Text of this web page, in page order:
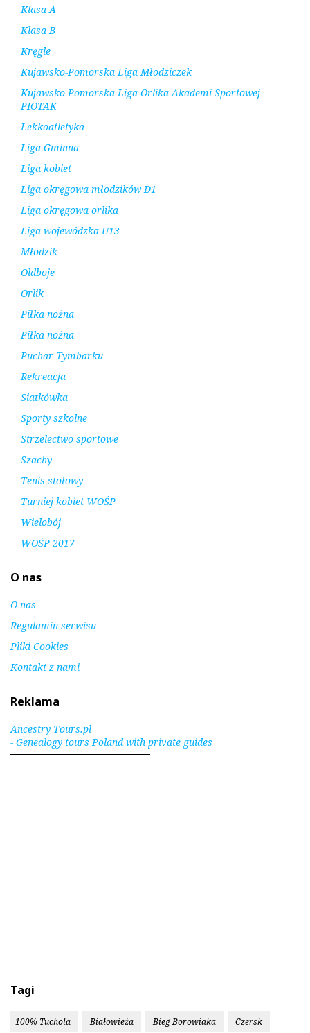
Klasa A
Klasa B
Kręgle
Kujawsko-Pomorska Liga Młodziczek
Kujawsko-Pomorska Liga Orlika Akademi Sportowej
PIOTAK
Lekkoatletyka
Liga Gminna
Liga kobiet
Liga okręgowa młodzików D1
Liga okręgowa orlika
Liga wojewódzka U13
Młodzik
Oldboje
Orlik
Piłka nożna
Piłka nożna
Puchar Tymbarku
Rekreacja
Siatkówka
Sporty szkolne
Strzelectwo sportowe
Szachy
Tenis stołowy
Turniej kobiet WOŚP
Wielobój
WOŚP 2017
O nas
O nas
Regulamin serwisu
Pliki Cookies
Kontakt z nami
Reklama
Ancestry Tours.pl
- Genealogy tours Poland with private guides
Tagi
100% Tuchola Białowieża Bieg Borowiaka
Czersk